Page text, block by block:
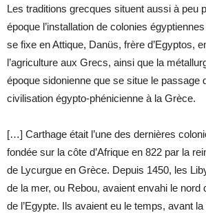
Les traditions grecques situent aussi à peu
époque l’installation de colonies
se fixe en Attique, Danüs, frère d’Egyptos,
l’agriculture aux Grecs, ainsi que la
époque sidonienne que se situe le passage
civilisation égypto-phénicienne à la Grèce.
[…] Carthage était l’une des dernières
fondée sur la côte d’Afrique en 822 par la
de Lycurgue en Grèce. Depuis 1450, les
de la mer, ou Rebou, avaient envahi le nord
de l’Egypte. Ils avaient eu le temps, avant